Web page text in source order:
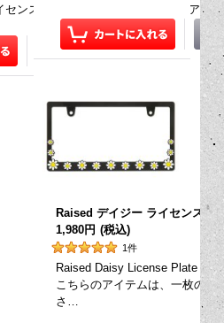
センス プレート フレーム こちらのアイ…
Raised デイジー ライセンス プ
1,980円 (税込)
1件
Raised Daisy License Plate
こちらのアイテムは、一枚の
さ…